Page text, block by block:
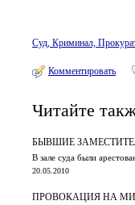
Суд, Криминал,
Комментировать
Читайте
БЫВШИЕ
В зале суда были
20.05.2010
ПРОВОКАЦИЯ НА